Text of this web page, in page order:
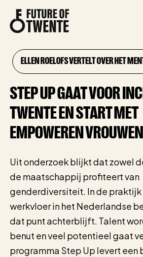
ELLEN ROELOFS VERTELT OVER HET
STEP UP GAAT VOOR
TWENTE EN START MET
EMPOWEREN VROUWEN
Uit onderzoek blijkt dat zowel
de maatschappij profiteert van
genderdiversiteit. In de
werkvloer in het Nederlandse
dat punt achterblijft. Talent
benut en veel potentieel gaat
programma Step Up levert een